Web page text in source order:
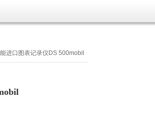
进口图表记录仪DS 500mobil​